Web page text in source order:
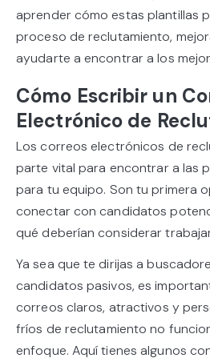
aprender cómo estas plantillas
proceso de reclutamiento,
ayudarte a encontrar a los
Cómo Escribir un
Electrónico de
Los correos electrónicos de
parte vital para encontrar a las
para tu equipo. Son tu primera
conectar con candidatos
qué deberían considerar
Ya sea que te dirijas a
candidatos pasivos, es
correos claros, atractivos y
fríos de reclutamiento no
enfoque. Aquí tienes algunos